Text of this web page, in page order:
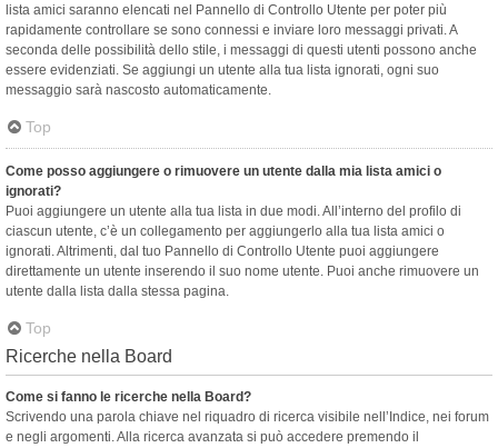
lista amici saranno elencati nel Pannello di Controllo Utente per poter più
rapidamente controllare se sono connessi e inviare loro messaggi privati. A
seconda delle possibilità dello stile, i messaggi di questi utenti possono anche
essere evidenziati. Se aggiungi un utente alla tua lista ignorati, ogni suo
messaggio sarà nascosto automaticamente.
Top
Come posso aggiungere o rimuovere un utente dalla mia lista amici o
ignorati?
Puoi aggiungere un utente alla tua lista in due modi. All’interno del profilo di
ciascun utente, c’è un collegamento per aggiungerlo alla tua lista amici o
ignorati. Altrimenti, dal tuo Pannello di Controllo Utente puoi aggiungere
direttamente un utente inserendo il suo nome utente. Puoi anche rimuovere un
utente dalla lista dalla stessa pagina.
Top
Ricerche nella Board
Come si fanno le ricerche nella Board?
Scrivendo una parola chiave nel riquadro di ricerca visibile nell’Indice, nei forum
e negli argomenti. Alla ricerca avanzata si può accedere premendo il